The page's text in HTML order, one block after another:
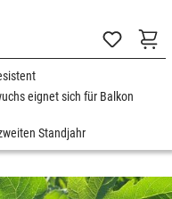
eignet sich für Balkon
Standjahr